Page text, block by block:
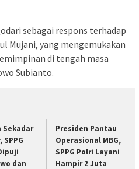
sebagai respons terhadap
Mujani, yang mengemukakan
di tengah masa
Subianto.
Sekadar
SPPG
dan
Presiden Pantau
Operasional MBG,
SPPG Polri Layani
Hampir 2 Juta